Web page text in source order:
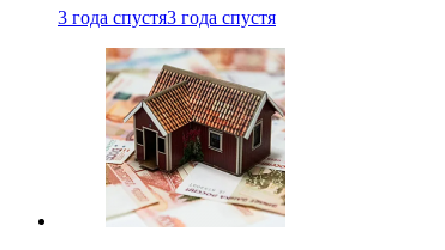
3 года спустя3 года спустя